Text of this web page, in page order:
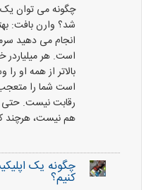
چگونه می توان یک
شد؟ وارن بافت:
انجام می دهید
است. هر
بالاتر از همه او
است شما را متعجب
رقابت نیست.
هم نیست، هرچند
چگونه یک
کنیم؟